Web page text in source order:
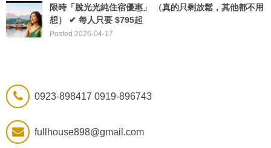
限時「脫光光純住宿優惠」 （真的只剩放鬆，其他都不用
想） ✔ 每人只要 $795起
Posted 2026-04-17
0923-898417 0919-896743
fullhouse898@gmail.com